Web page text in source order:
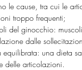
le cause, tra cui le
troppo frequenti;
del ginocchio:
dalle
equilibrata: una dieta
delle articolazioni.